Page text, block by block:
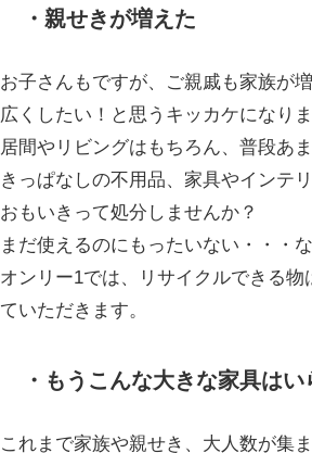
・親せきが増えた
お子さんもですが、ご親戚も家族が
広くしたい！と思うキッカケになりま
居間やリビングはもちろん、普段あ
きっぱなしの不用品、家具やインテ
おもいきって処分しませんか？
まだ使えるのにもったいない・・・
オンリー1では、リサイクルできる
ていただきます。
・もうこんな大きな家具はい
これまで家族や親せき、大人数が集